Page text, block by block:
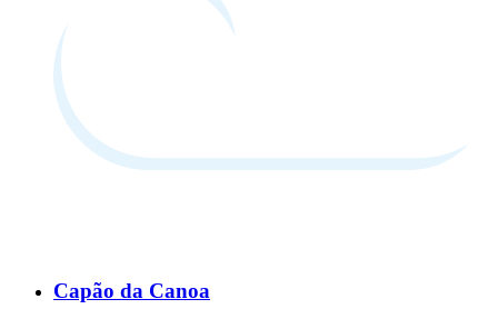
Capão da Canoa